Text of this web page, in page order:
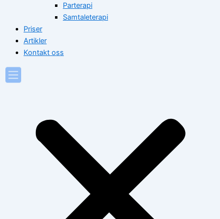
Parterapi
Samtaleterapi
Priser
Artikler
Kontakt oss